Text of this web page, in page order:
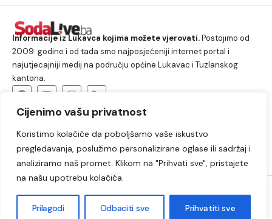
Cijenimo vašu privatnost
Koristimo kolačiće da poboljšamo vaše iskustvo
pregledavanja, poslužimo personalizirane oglase ili sadržaj i
analiziramo naš promet. Klikom na "Prihvati sve", pristajete
na našu upotrebu kolačića.
Prilagodi Odbaciti sve Prihvatiti sve
Informacije iz Lukavca kojima možete vjerovati.Postojimo od
2009. godine i od tada smo najposjećeniji internet portal i
najutjecajniji medij na području općine Lukavac i Tuzlanskog
kantona.
Lukavac Društvo Crna hronika
Sport
Kultura
Kolumne Slobodno vrijeme